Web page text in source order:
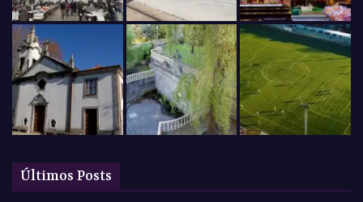
Últimos Posts